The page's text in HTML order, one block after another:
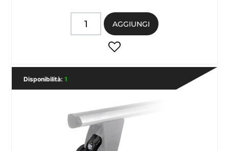
Quantità
AGGIUNGI
Disponibilità: 1